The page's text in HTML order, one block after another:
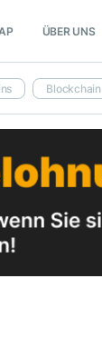
ÜBER UNS
Blockchain